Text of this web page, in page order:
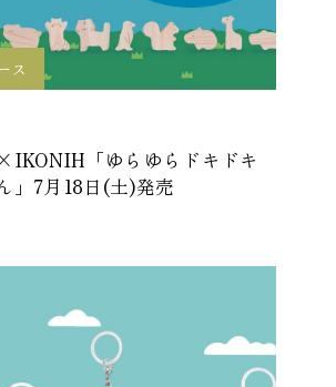
ス
「ゆらゆらドキドキ
」7月18日(土)発売